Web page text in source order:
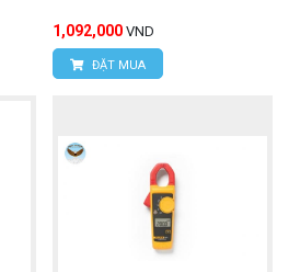
1,092,000 VND
ĐẶT MUA